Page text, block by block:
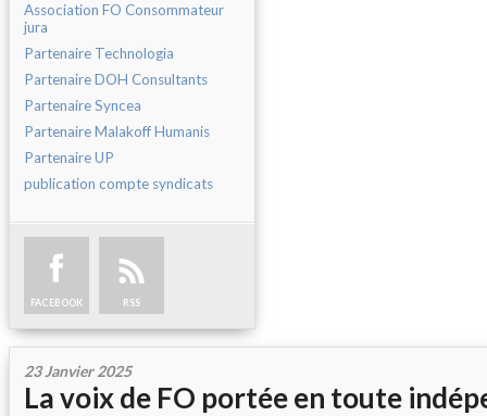
Association FO Consommateur
jura
Partenaire Technologia
Partenaire DOH Consultants
Partenaire Syncea
Partenaire Malakoff Humanis
Partenaire UP
publication compte syndicats
FACEBOOK RSS
23 Janvier 2025
La voix de FO portée en toute